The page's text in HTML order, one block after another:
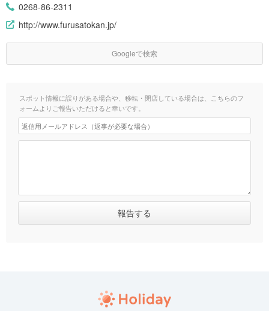
0268-86-2311
http://www.furusatokan.jp/
Googleで検索
スポット情報に誤りがある場合や、移転・閉店している場合は、こちらのフ
ォームよりご報告いただけると幸いです。